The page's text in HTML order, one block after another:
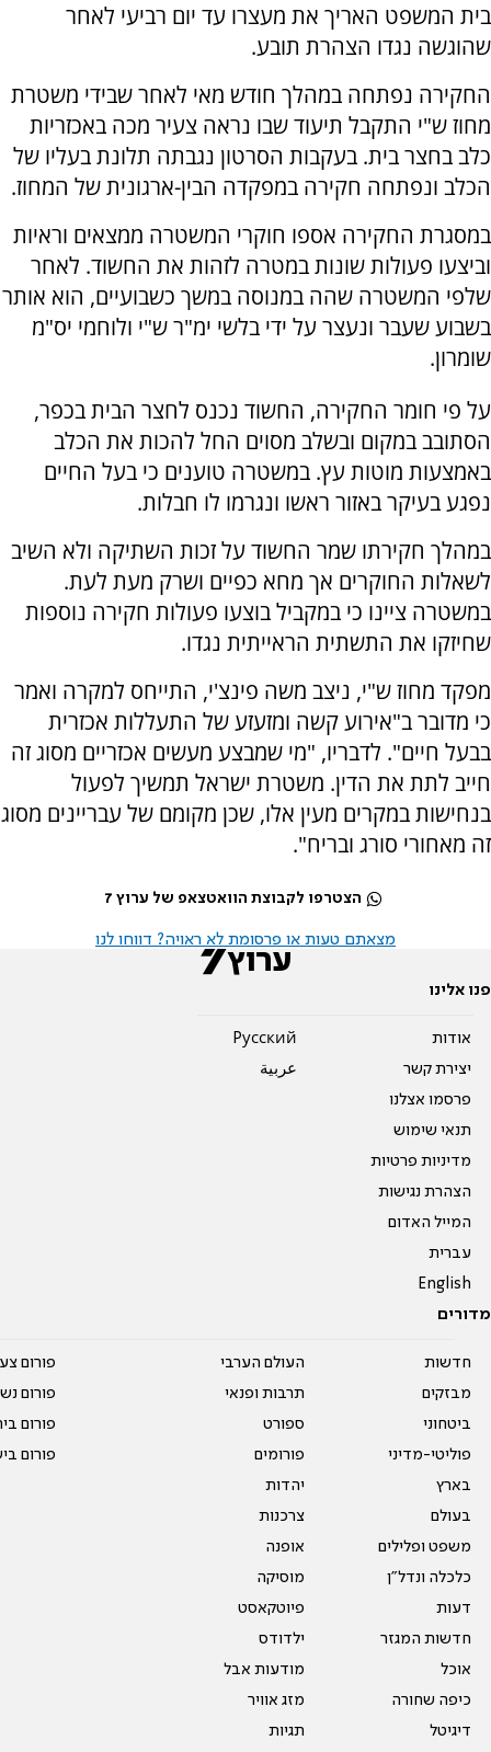
בית המשפט האריך את מעצרו עד יום רביעי לאחר
שהוגשה נגדו הצהרת תובע.
החקירה נפתחה במהלך חודש מאי לאחר שבידי משטרת
מחוז ש"י התקבל תיעוד שבו נראה צעיר מכה באכזריות
כלב בחצר בית. בעקבות הסרטון נגבתה תלונת בעליו של
הכלב ונפתחה חקירה במפקדה הבין-ארגונית של המחוז.
במסגרת החקירה אספו חוקרי המשטרה ממצאים וראיות
וביצעו פעולות שונות במטרה לזהות את החשוד. לאחר
שלפי המשטרה שהה במנוסה במשך כשבועיים, הוא אותר
בשבוע שעבר ונעצר על ידי בלשי ימ"ר ש"י ולוחמי יס"מ
שומרון.
על פי חומר החקירה, החשוד נכנס לחצר הבית בכפר,
הסתובב במקום ובשלב מסוים החל להכות את הכלב
באמצעות מוטות עץ. במשטרה טוענים כי בעל החיים
נפגע בעיקר באזור ראשו ונגרמו לו חבלות.
במהלך חקירתו שמר החשוד על זכות השתיקה ולא השיב
לשאלות החוקרים אך מחא כפיים ושרק מעת לעת.
במשטרה ציינו כי במקביל בוצעו פעולות חקירה נוספות
שחיזקו את התשתית הראייתית נגדו.
מפקד מחוז ש"י, ניצב משה פינצ'י, התייחס למקרה ואמר
כי מדובר ב"אירוע קשה ומזעזע של התעללות אכזרית
בבעל חיים". לדבריו, "מי שמבצע מעשים אכזריים מסוג זה
חייב לתת את הדין. משטרת ישראל תמשיך לפעול
בנחישות במקרים מעין אלו, שכן מקומם של עבריינים מסוג
זה מאחורי סורג ובריח".
הצטרפו לקבוצת הוואטצאפ של ערוץ 7
מצאתם טעות או פרסומת לא ראויה? דווחו לנו
פנו אלינו
אודות
יצירת קשר
פרסמו אצלנו
תנאי שימוש
מדיניות פרטיות
הצהרת נגישות
המייל האדום
עברית
English
Pусский
عربية
מדורים
חדשות
מבזקים
ביטחוני
פוליטי-מדיני
בארץ
בעולם
משפט ופלילים
כלכלה ונדל"ן
דעות
חדשות המגזר
אוכל
כיפה שחורה
דיגיטל
העולם הערבי
תרבות ופנאי
ספורט
פורומים
יהדות
צרכנות
אופנה
מוסיקה
פיוטקאסט
ילדודס
מודעות אבל
מזג אוויר
תגיות
פורום
פורום
פורום
פורום